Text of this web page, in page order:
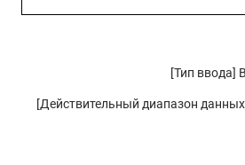
[Тип ввода]
[Действительный диапазон